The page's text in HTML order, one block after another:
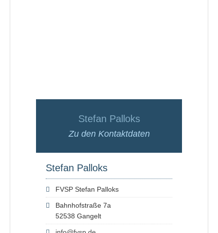
Stefan Palloks
Zu den Kontaktdaten
Stefan Palloks
FVSP Stefan Palloks
Bahnhofstraße 7a
52538 Gangelt